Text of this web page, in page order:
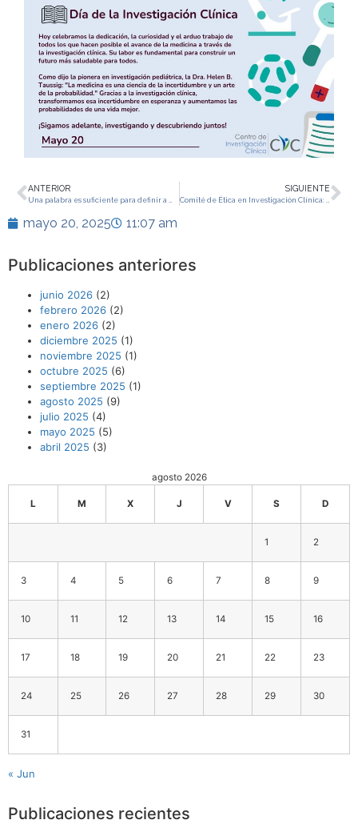
ANTERIOR SIGUIENTE
mayo 20, 2025 11:07 am
Publicaciones anteriores
junio 2026 (2)
febrero 2026 (2)
enero 2026 (2)
diciembre 2025 (1)
noviembre 2025 (1)
octubre 2025 (6)
septiembre 2025 (1)
agosto 2025 (9)
julio 2025 (4)
mayo 2025 (5)
abril 2025 (3)
agosto 2026
L M X J V S D
1 2
3 4 5 6 7 8 9
10 11 12 13 14 15 16
17 18 19 20 21 22 23
24 25 26 27 28 29 30
31
« Jun
Publicaciones recientes